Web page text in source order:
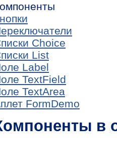
Choice
List
Label
TextField
TextArea
FormDemo
в